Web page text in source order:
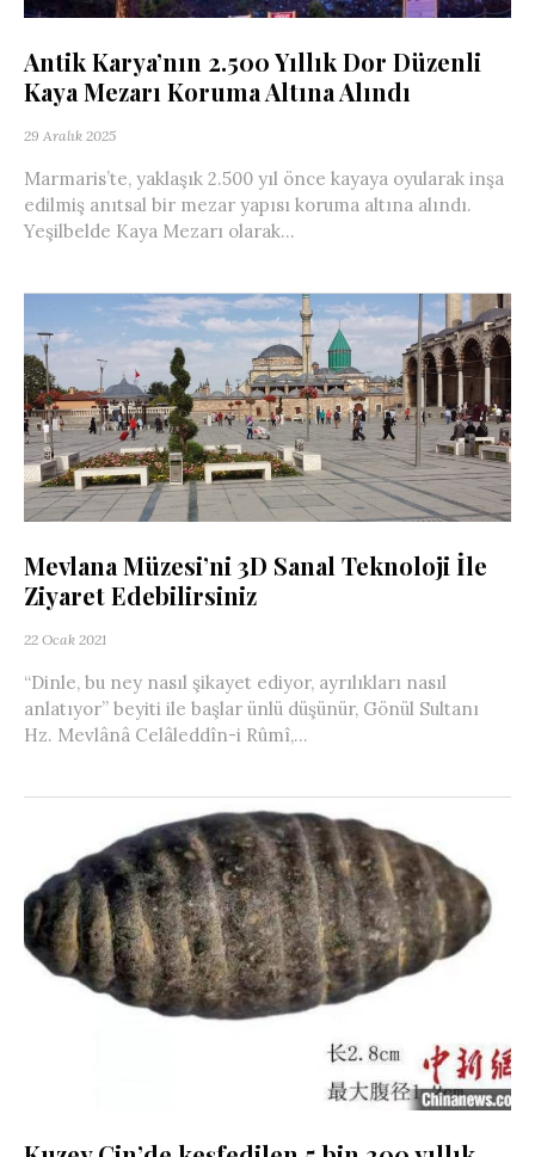
Antik Karya’nın 2.500 Yıllık Dor Düzenli
Kaya Mezarı Koruma Altına Alındı
29 Aralık 2025
Marmaris’te, yaklaşık 2.500 yıl önce kayaya oyularak inşa
edilmiş anıtsal bir mezar yapısı koruma altına alındı.
Yeşilbelde Kaya Mezarı olarak...
Mevlana Müzesi’ni 3D Sanal Teknoloji İle
Ziyaret Edebilirsiniz
22 Ocak 2021
“Dinle, bu ney nasıl şikayet ediyor, ayrılıkları nasıl
anlatıyor” beyiti ile başlar ünlü düşünür, Gönül Sultanı
Hz. Mevlânâ Celâleddîn-i Rûmî,...